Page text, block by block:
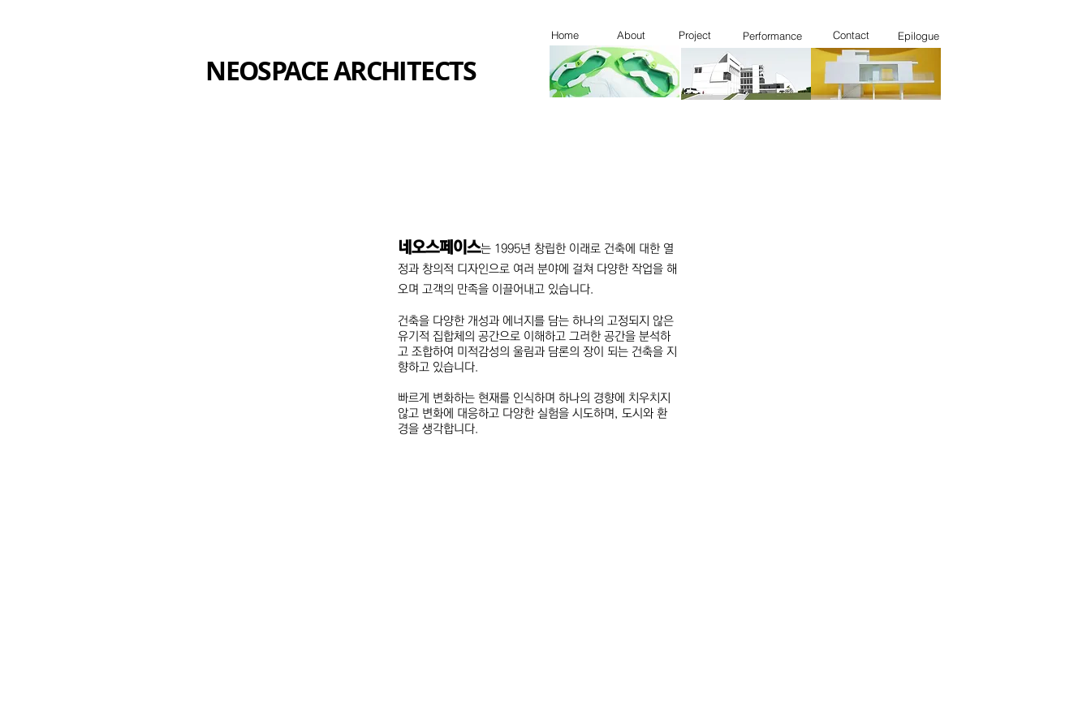
NEOSPACE ARCHITECTS
Home About Project Performance Contact Epilogue
네오스페이스는 1995년 창립한 이래로 건축에 대한 열
정과 창의적 디자인으로 여러 분야에 걸쳐 다양한 작업을 해
오며 고객의 만족을 이끌어내고 있습니다.
건축을 다양한 개성과 에너지를 담는 하나의 고정되지 않은
유기적 집합체의 공간으로 이해하고 그러한 공간을 분석하
고 조합하여 미적감성의 울림과 담론의 장이 되는 건축을 지
향하고 있습니다.
빠르게 변화하는 현재를 인식하며 하나의 경향에 치우치지
않고 변화에 대응하고 다양한 실험을 시도하며, 도시와 환
경을 생각합니다.